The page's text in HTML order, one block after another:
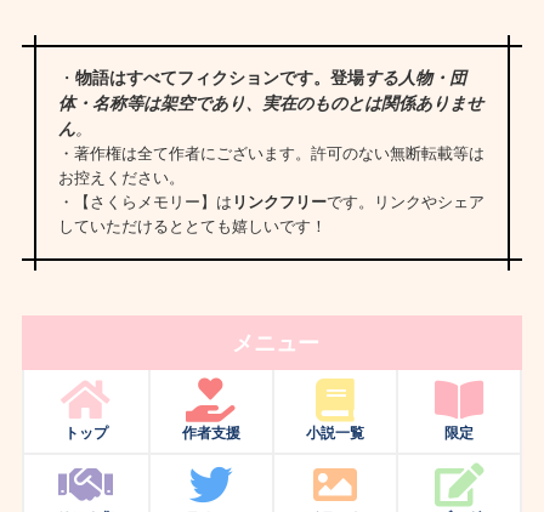
・物語はすべてフィクションです。登場する人物・団
体・名称等は架空であり、実在のものとは関係ありませ
ん。
・著作権は全て作者にございます。許可のない無断転載等は
お控えください。
・【さくらメモリー】は リンクフリーです。リンクやシェア
していただけるととても嬉しいです！
メニュー
トップ 作者支援 小説一覧 限定